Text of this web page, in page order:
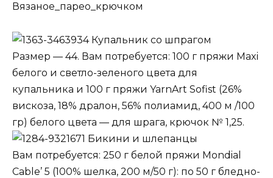
Вязаное_парео_крючком
Купальник со шпрагом
Размер — 44. Вам потребуется: 100 г пряжи Maxi
белого и светло-зеленого цвета для
купальника и 100 г пряжи YarnArt Sofist (26%
вискоза, 18% дралон, 56% полиамид, 400 м /100
гр) белого цвета — для шрага, крючок № 1,25.
Бикини и шлепанцы
Вам потребуется: 250 г белой пряжи Mondial
Cable’ 5 (100% шелка, 200 м/50 г): по 50 г бледно-